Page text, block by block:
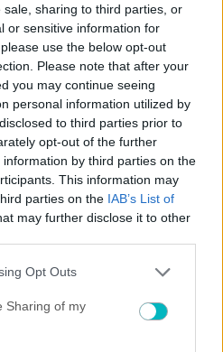
sharing to third parties, or
or sensitive information for
use the below opt-out
Please note that after your
you may continue seeing
personal information utilized by
to third parties prior to
opt-out of the further
by third parties on the
This information may
parties on the IAB’s List of
may further disclose it to other
app uses one or more Google
behaviour. You may click to
and its third-party tags to
purposes in below Google
Opt Outs
Sharing of my
αγωνίζεται ο Μάγερ στην